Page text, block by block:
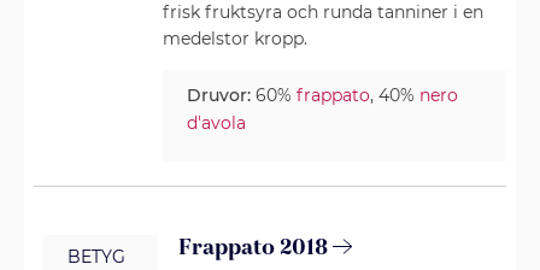
frisk fruktsyra och runda tanniner i en
medelstor kropp.
Druvor: 60%frappato, 40% nero
d'avola
BETYG Frappato 2018